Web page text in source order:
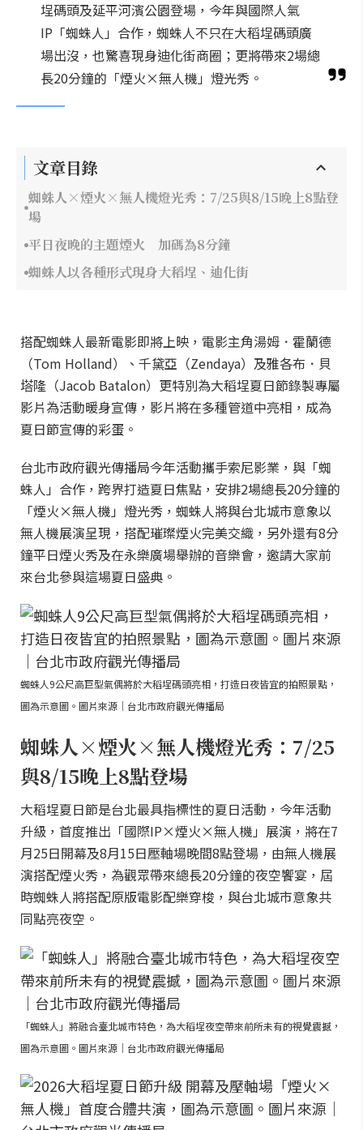
埕碼頭及延平河濱公園登場，今年與國際人氣
IP「蜘蛛人」合作，蜘蛛人不只在大稻埕碼頭廣
場出沒，也驚喜現身迪化街商圈；更將帶來2場總
長20分鐘的「煙火×無人機」燈光秀。
文章目錄
蜘蛛人×煙火×無人機燈光秀：7/25與8/15晚上8點登
場
平日夜晚的主題煙火 加碼為8分鐘
蜘蛛人以各種形式現身大稻埕、迪化街
搭配蜘蛛人最新電影即將上映，電影主角湯姆．霍蘭德
（Tom Holland）、千黛亞（Zendaya）及雅各布．貝
塔隆（Jacob Batalon）更特別為大稻埕夏日節錄製專屬
影片為活動暖身宣傳，影片將在多種管道中亮相，成為
夏日節宣傳的彩蛋。
台北市政府觀光傳播局今年活動攜手索尼影業，與「蜘
蛛人」合作，跨界打造夏日焦點，安排2場總長20分鐘的
「煙火×無人機」燈光秀，蜘蛛人將與台北城市意象以
無人機展演呈現，搭配璀璨煙火完美交織，另外還有8分
鐘平日煙火秀及在永樂廣場舉辦的音樂會，邀請大家前
來台北參與這場夏日盛典。
蜘蛛人9公尺高巨型氣偶將於大稻埕碼頭亮相，打造日夜皆宜的拍照景點，
圖為示意圖。圖片來源｜台北市政府觀光傳播局
蜘蛛人×煙火×無人機燈光秀：7/25
與8/15晚上8點登場
大稻埕夏日節是台北最具指標性的夏日活動，今年活動
升級，首度推出「國際IP×煙火×無人機」展演，將在7
月25日開幕及8月15日壓軸場晚間8點登場，由無人機展
演搭配煙火秀，為觀眾帶來總長20分鐘的夜空饗宴，屆
時蜘蛛人將搭配原版電影配樂穿梭，與台北城市意象共
同點亮夜空。
「蜘蛛人」將融合臺北城市特色，為大稻埕夜空帶來前所未有的視覺震撼，
圖為示意圖。圖片來源｜台北市政府觀光傳播局